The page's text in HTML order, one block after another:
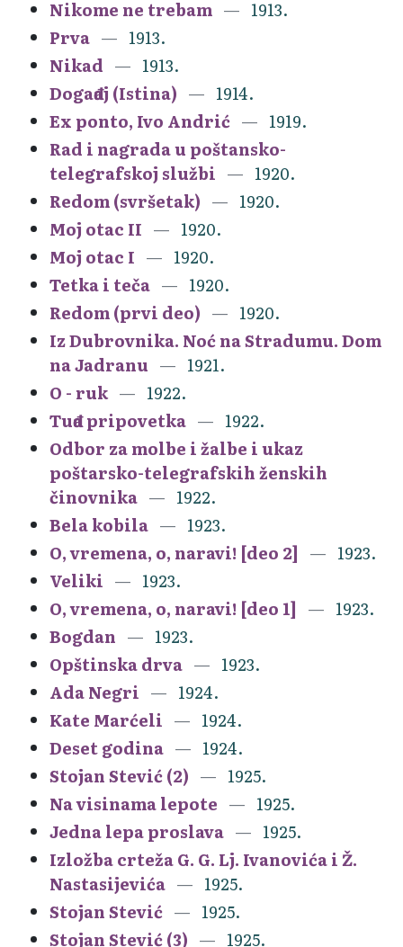
Nikome ne trebam
1913.
Prva
1913.
Nikad
1913.
Događaj (Istina)
1914.
Ex ponto, Ivo Andrić
1919.
Rad i nagrada u poštansko-
telegrafskoj službi
1920.
Redom (svršetak)
1920.
Moj otac II
1920.
Moj otac I
1920.
Tetka i teča
1920.
Redom (prvi deo)
1920.
Iz Dubrovnika. Noć na Stradumu. Dom
na Jadranu
1921.
O - ruk
1922.
Tuđa pripovetka
1922.
Odbor za molbe i žalbe i ukaz
poštarsko-telegrafskih ženskih
činovnika
1922.
Bela kobila
1923.
O, vremena, o, naravi! [deo 2]
1923.
Veliki
1923.
O, vremena, o, naravi! [deo 1]
1923.
Bogdan
1923.
Opštinska drva
1923.
Ada Negri
1924.
Kate Marćeli
1924.
Deset godina
1924.
Stojan Stević (2)
1925.
Na visinama lepote
1925.
Jedna lepa proslava
1925.
Izložba crteža G. G. Lj. Ivanovića i Ž.
Nastasijevića
1925.
Stojan Stević
1925.
Stojan Stević (3)
1925.